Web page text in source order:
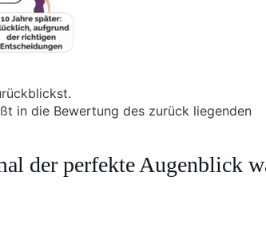
in die Bewertung des zurück liegenden
der perfekte Augenblick